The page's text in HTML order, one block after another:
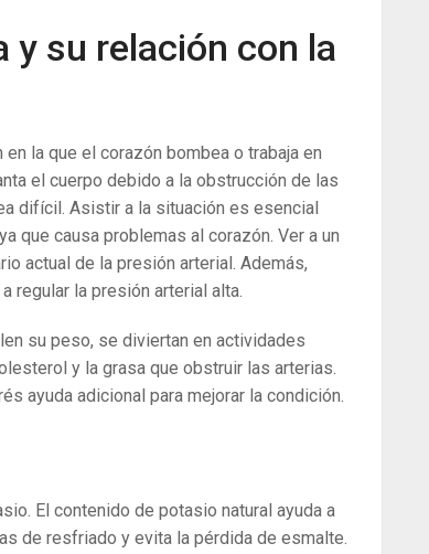
y su relación con la
la que el corazón bombea o trabaja en
el cuerpo debido a la obstrucción de las
difícil. Asistir a la situación es esencial
que causa problemas al corazón. Ver a un
actual de la presión arterial. Además,
regular la presión arterial alta.
su peso, se diviertan en actividades
y la grasa que obstruir las arterias.
ayuda adicional para mejorar la condición.
El contenido de potasio natural ayuda a
de resfriado y evita la pérdida de esmalte.